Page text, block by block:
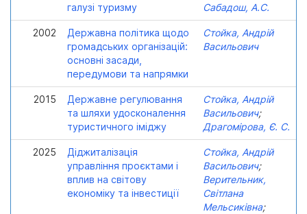
галузі туризму
Сабадош, А.С.
2002
Державна політика щодо
громадських організацій:
основні засади,
передумови та напрямки
Стойка, Андрій
Васильович
2015
Державне регулювання
та шляхи удосконалення
туристичного іміджу
Стойка, Андрій
Васильович;
Драгомірова, Є. С.
2025
Діджиталізація
управління проєктами і
вплив на світову
економіку та інвестиції
Стойка, Андрій
Васильович;
Верительник,
Світлана
Мельсиківна;